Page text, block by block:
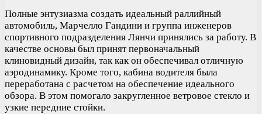
Полные энтузиазма создать идеальный раллийный
автомобиль, Марчелло Гандини и группа инженеров
спортивного подразделения Лянчи принялись за работу. В
качестве основы был принят первоначальный
клиновидный дизайн, так как он обеспечивал отличную
аэродинамику. Кроме того, кабина водителя была
переработана с расчетом на обеспечение идеального
обзора. В этом помогало закругленное ветровое стекло и
узкие передние стойки.